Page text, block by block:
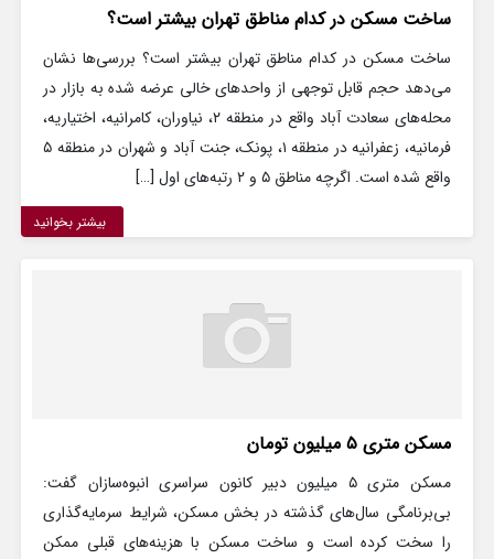
ساخت مسکن در کدام مناطق تهران بیشتر است؟
ساخت مسکن در کدام مناطق تهران بیشتر است؟ بررسی‌ها نشان
می‌دهد حجم قابل توجهی از واحدهای خالی عرضه شده به بازار در
محله‌های سعادت آباد واقع در منطقه ۲، نیاوران، کامرانیه، اختیاریه،
فرمانیه، زعفرانیه در منطقه ۱، پونک، جنت آباد و شهران در منطقه ۵
واقع شده است. اگرچه مناطق ۵ و ۲ رتبه‌های اول […]
بیشتر بخوانید
مسکن متری ۵ میلیون تومان
مسکن متری ۵ میلیون دبیر کانون سراسری انبوه‌سازان گفت:
بی‌برنامگی سال‌های گذشته در بخش مسکن، شرایط سرمایه‌گذاری
را سخت کرده است و ساخت مسکن با هزینه‌های قبلی ممکن